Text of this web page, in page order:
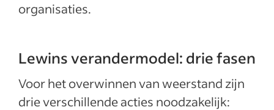
organisaties.
Lewins verandermodel: drie fasen
Voor het overwinnen van weerstand zijn
drie verschillende acties noodzakelijk: